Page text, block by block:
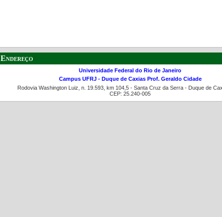
Endereço
Universidade Federal do Rio de Janeiro
Campus UFRJ - Duque de Caxias Prof. Geraldo Cidade
Rodovia Washington Luiz, n. 19.593, km 104,5 - Santa Cruz da Serra - Duque de
CEP: 25.240-005